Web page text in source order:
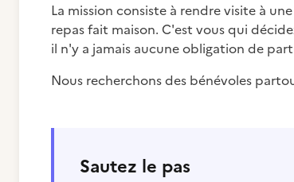
La mission consiste à rendre visite à
repas fait maison. C'est vous qui
il n'y a jamais aucune obligation de
Nous recherchons des bénévoles
Sautez le pas